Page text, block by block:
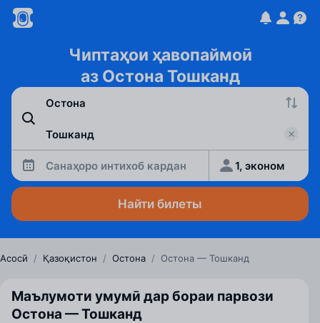
Чиптаҳои ҳавопаймоӣ
аз Остона Тошканд
Санаҳоро интихоб кардан 1, эконом
Найти билеты
Асосӣ / Қазоқистон / Остона / Остона — Тошканд
Маълумоти умумӣ дар бораи парвози
Остона — Тошканд